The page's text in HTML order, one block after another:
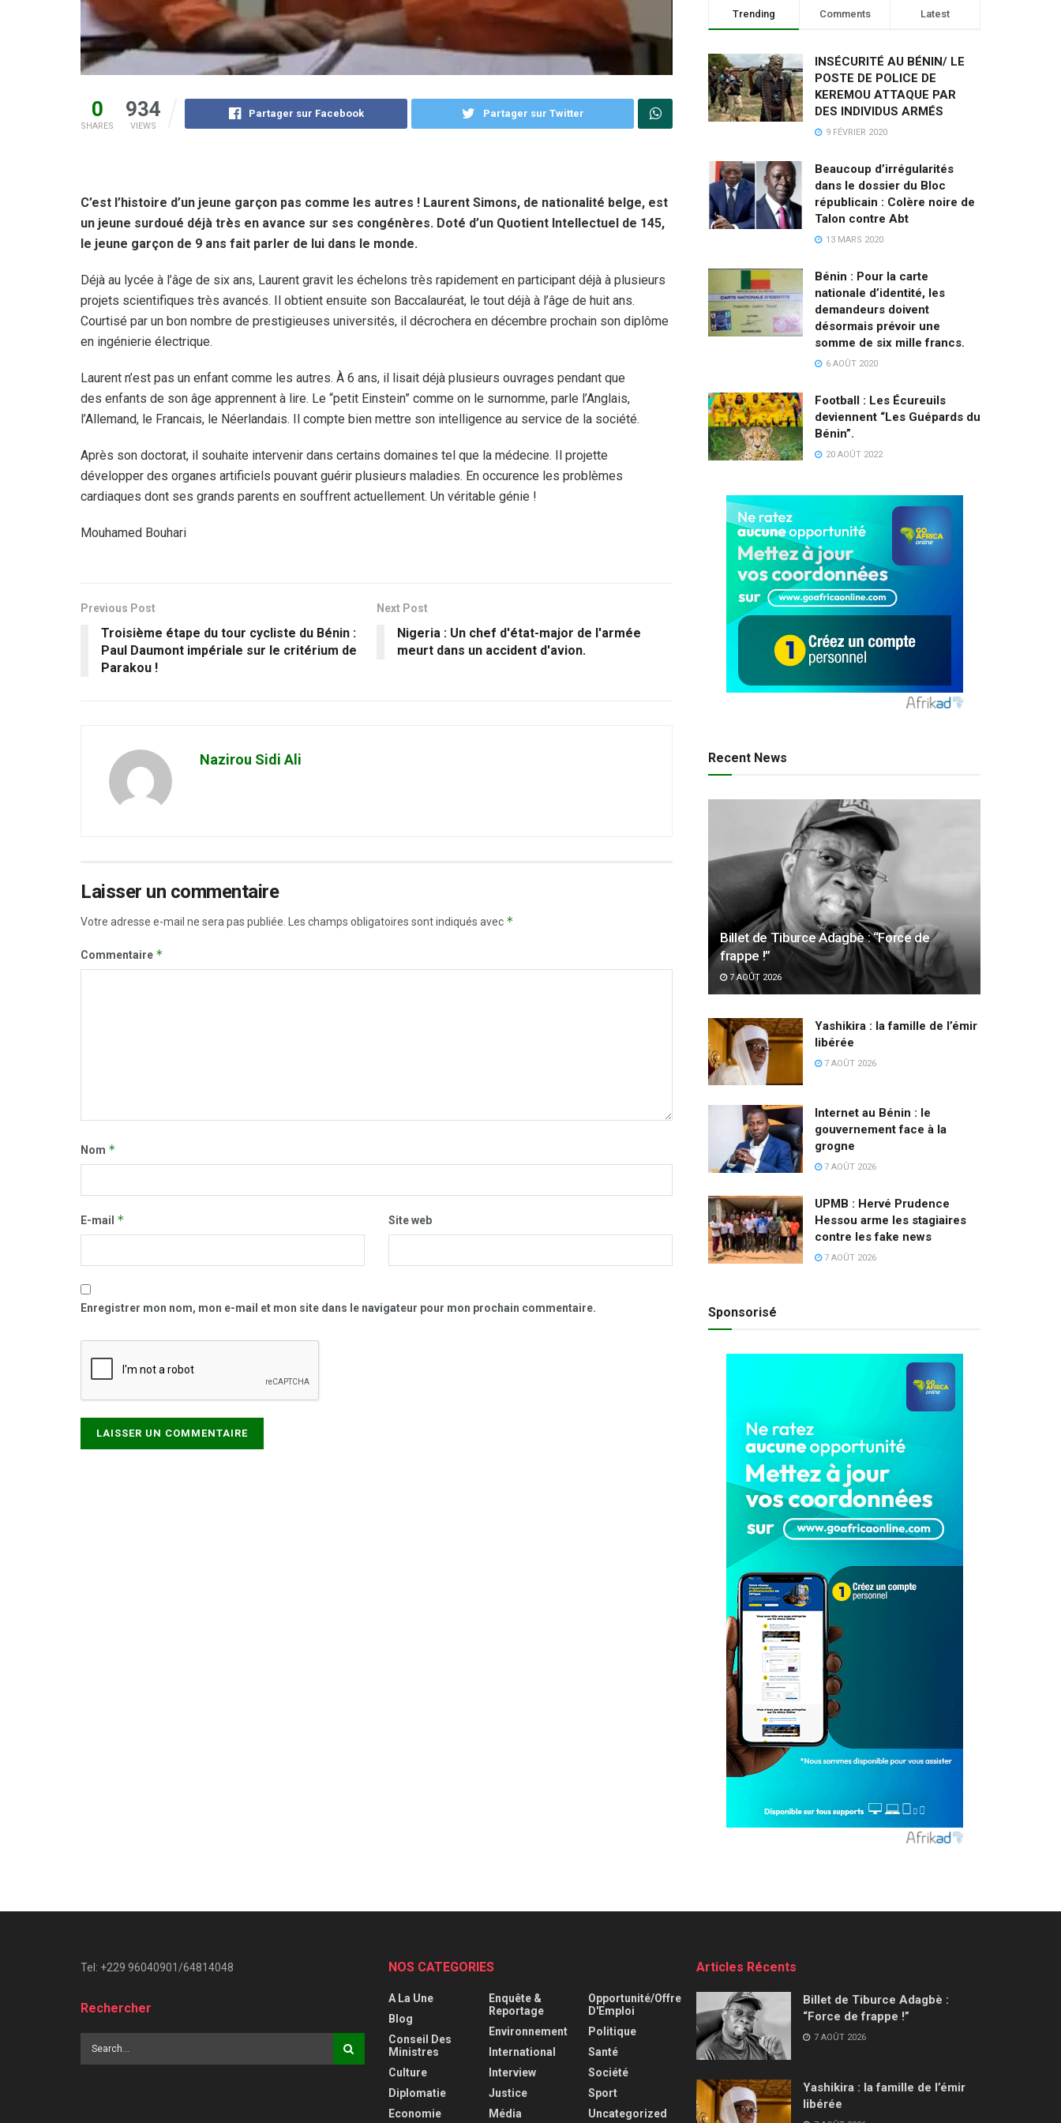
0
SHARES
934
VIEWS
Partager sur Facebook Partager sur Twitter
C’est l’histoire d’un jeune garçon pas comme les autres ! Laurent Simons, de nationalité belge, est
un jeune surdoué déjà très en avance sur ses congénères. Doté d’un Quotient Intellectuel de 145,
le jeune garçon de 9 ans fait parler de lui dans le monde.
Déjà au lycée à l’âge de six ans, Laurent gravit les échelons très rapidement en participant déjà à plusieurs
projets scientifiques très avancés. Il obtient ensuite son Baccalauréat, le tout déjà à l’âge de huit ans.
Courtisé par un bon nombre de prestigieuses universités, il décrochera en décembre prochain son diplôme
en ingénierie électrique.
Laurent n’est pas un enfant comme les autres. À 6 ans, il lisait déjà plusieurs ouvrages pendant que
des enfants de son âge apprennent à lire. Le “petit Einstein” comme on le surnomme, parle l’Anglais,
l’Allemand, le Francais, le Néerlandais. Il compte bien mettre son intelligence au service de la société.
Après son doctorat, il souhaite intervenir dans certains domaines tel que la médecine. Il projette
développer des organes artificiels pouvant guérir plusieurs maladies. En occurence les problèmes
cardiaques dont ses grands parents en souffrent actuellement. Un véritable génie !
Mouhamed Bouhari
Previous Post
Troisième étape du tour cycliste du Bénin :
Paul Daumont impériale sur le critérium de
Parakou !
Next Post
Nigeria : Un chef d'état-major de l'armée
meurt dans un accident d'avion.
Nazirou Sidi Ali
Laisser un commentaire
Votre adresse e-mail ne sera pas publiée. Les champs obligatoires sont indiqués avec *
Commentaire *
Nom *
E-mail * Site web
Enregistrer mon nom, mon e-mail et mon site dans le navigateur pour mon prochain commentaire.
Trending Comments Latest
INSÉCURITÉ AU BÉNIN/ LE
POSTE DE POLICE DE
KEREMOU ATTAQUE PAR
DES INDIVIDUS ARMÉS
9 FÉVRIER 2020
Beaucoup d’irrégularités
dans le dossier du Bloc
républicain : Colère noire de
Talon contre Abt
13 MARS 2020
Bénin : Pour la carte
nationale d’identité, les
demandeurs doivent
désormais prévoir une
somme de six mille francs.
6 AOÛT 2020
Football : Les Écureuils
deviennent “Les Guépards du
Bénin”.
20 AOÛT 2022
Recent News
Billet de Tiburce Adagbè : “Force de
frappe !”
7 AOÛT 2026
Yashikira : la famille de l’émir
libérée
7 AOÛT 2026
Internet au Bénin : le
gouvernement face à la
grogne
7 AOÛT 2026
UPMB : Hervé Prudence
Hessou arme les stagiaires
contre les fake news
7 AOÛT 2026
Sponsorisé
Tel: +229 96040901/64814048
Rechercher
NOS CATEGORIES
A La Une
Blog
Conseil Des
Ministres
Culture
Diplomatie
Economie
Enquête &
Reportage
Environnement
International
Interview
Justice
Média
Opportunité/Offre
D'Emploi
Politique
Santé
Société
Sport
Uncategorized
Articles Récents
Billet de Tiburce Adagbè :
“Force de frappe !”
7 AOÛT 2026
Yashikira : la famille de l’émir
libérée